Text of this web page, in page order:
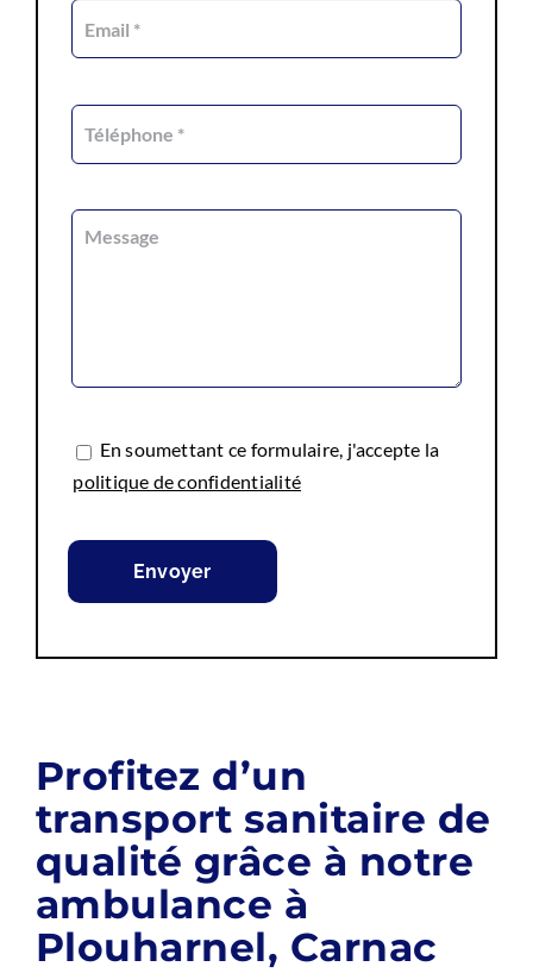
En soumettant ce formulaire, j'accepte la
politique de confidentialité
Profitez d’un
transport sanitaire de
qualité grâce à notre
ambulance à
Plouharnel, Carnac